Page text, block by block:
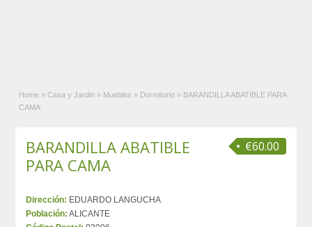
Home » Casa y Jardin » Muebles » Dormitorio » BARANDILLA ABATIBLE PARA
CAMA
€60.00
BARANDILLA ABATIBLE
PARA CAMA
Dirección: EDUARDO LANGUCHA
Población: ALICANTE